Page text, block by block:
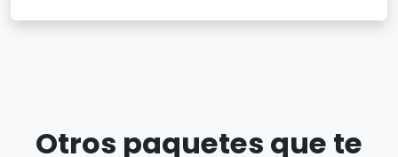
Otros paquetes que te